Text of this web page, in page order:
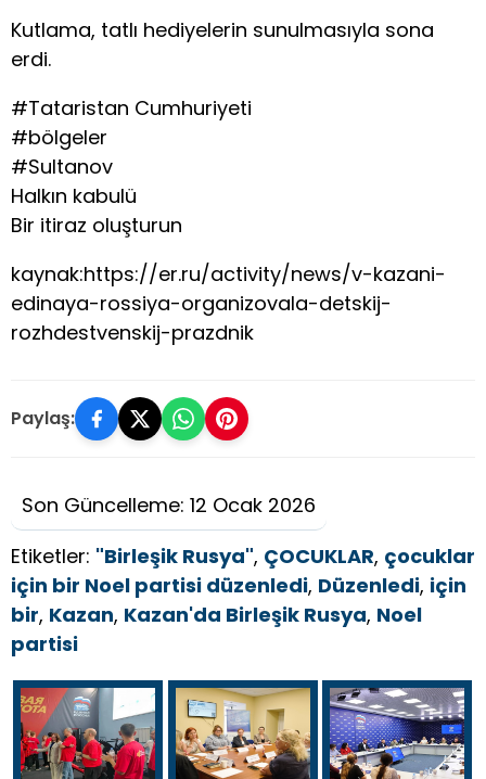
Kutlama, tatlı hediyelerin sunulmasıyla sona
erdi.
#Tataristan Cumhuriyeti
#bölgeler
#Sultanov
Halkın kabulü
Bir itiraz oluşturun
kaynak:https://er.ru/activity/news/v-kazani-
edinaya-rossiya-organizovala-detskij-
rozhdestvenskij-prazdnik
Paylaş:
Son Güncelleme: 12 Ocak 2026
Etiketler: "Birleşik Rusya", ÇOCUKLAR, çocuklar
için bir Noel partisi düzenledi, Düzenledi, için
bir, Kazan, Kazan'da Birleşik Rusya, Noel
partisi